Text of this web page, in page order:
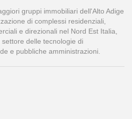
gruppi immobiliari dell'Alto Adige
di complessi residenziali,
e direzionali nel Nord Est Italia,
delle tecnologie di
e pubbliche amministrazioni.